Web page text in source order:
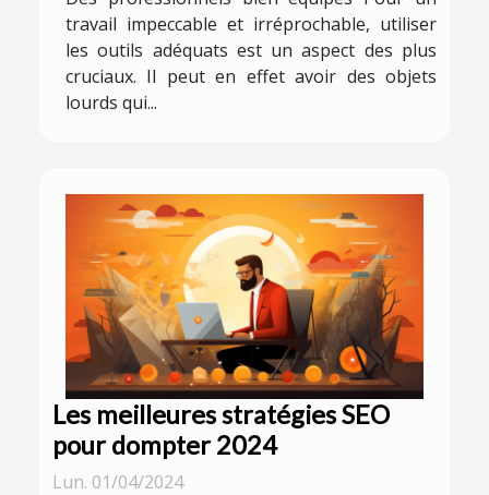
travail impeccable et irréprochable, utiliser
les outils adéquats est un aspect des plus
cruciaux. Il peut en effet avoir des objets
lourds qui...
Les meilleures stratégies SEO
pour dompter 2024
Lun. 01/04/2024